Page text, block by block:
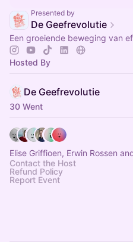
Presented by
De Geefrevolutie
Een groeiende beweging van
Hosted By
De Geefrevolutie
30 Went
Elise Griffioen, Erwin Rossen
Contact the Host
Refund Policy
Report Event